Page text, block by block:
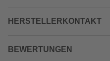
HERSTELLERKONTAKT
BEWERTUNGEN